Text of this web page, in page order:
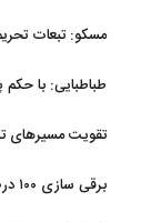
مسکو: تبعات
طباطبایی: با
تقویت مسیرهای
برقی سازی ۱۰۰ درصد ناوگان اتوبوسرانی منطقه ۱۲